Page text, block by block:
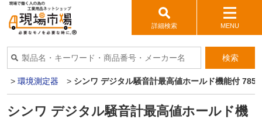
詳細検索 MENU
検索
> 環境測定器 > シンワ デジタル騒音計最高値ホールド機能付
シンワ デジタル騒音計最高値ホールド機